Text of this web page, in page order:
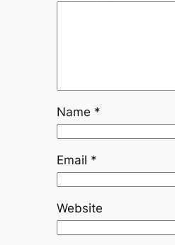
Name *
Email *
Website